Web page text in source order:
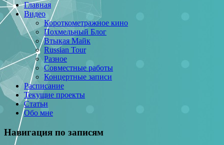
Главная
Видео
Короткометражное кино
Похмельный Блог
Втыкая Майк
Russian Tour
Разное
Совместные работы
Концертные записи
Расписание
Текущие проекты
Статьи
Обо мне
Навигация по записям